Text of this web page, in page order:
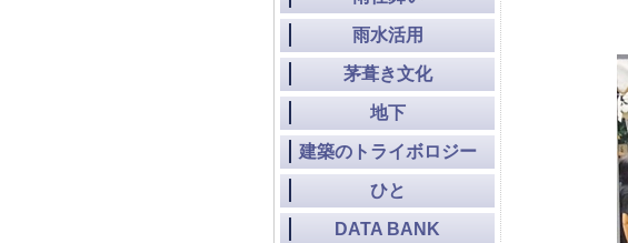
雨水活用
茅葺き文化
地下
建築のトライボロジー
ひと
DATA BANK